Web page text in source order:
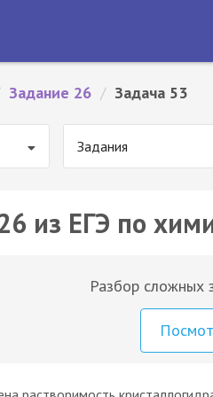
Задание 26 / Задача 53
Задания
из ЕГЭ по
Разбор сложных